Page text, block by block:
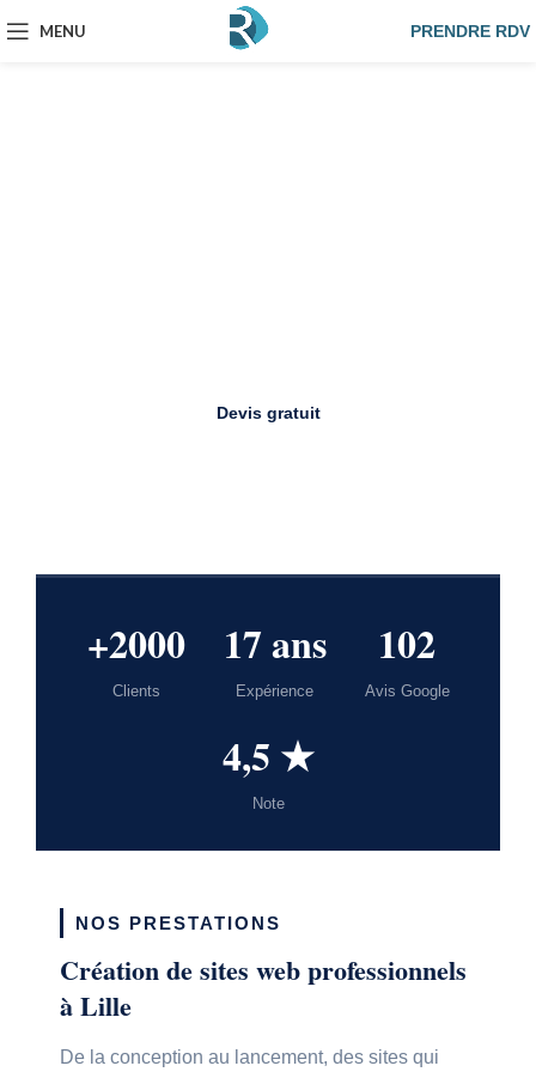
MENU PRENDRE RDV
Devis gratuit
+2000
Clients
17 ans
Expérience
102
Avis Google
4,5 ★
Note
NOS PRESTATIONS
Création de sites web professionnels
à Lille
De la conception au lancement, des sites qui